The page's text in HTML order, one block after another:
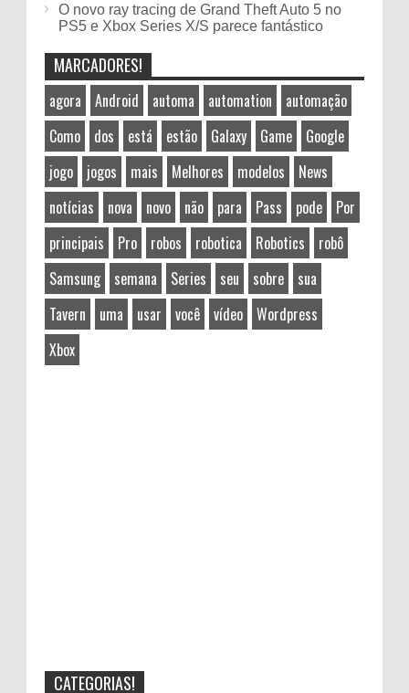
O novo ray tracing de Grand Theft Auto 5 no
PS5 e Xbox Series X/S parece fantástico
MARCADORES!
agora Android automa automation
automação
Como
dos está estão Galaxy Game
Google
jogo
jogos mais Melhores modelos
News
notícias
nova novo não para Pass pode
Por
principais
Pro robos robotica Robotics
robô
Samsung
semana Series seu sobre
sua
Tavern
uma usar você vídeo
Wordpress
Xbox
CATEGORIAS!